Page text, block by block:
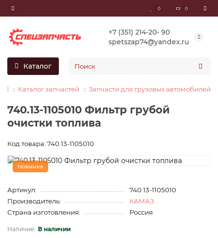
0 0
+7 (351) 214-20- 90
spetszap74@yandex.ru
Каталог
Каталог запчастей Запчасти для грузовых автомобилей
740.13-1105010 Фильтр грубой
очистки топлива
Код товара: 740.13-1105010
Новинка
Артикул:
740.13-1105010
Производитель:
КАМАЗ
Страна изготовления:
Россия
В наличии